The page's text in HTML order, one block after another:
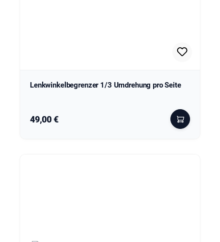
Lenkwinkelbegrenzer 1/3 Umdrehung pro Seite
Regulärer Preis:
49,00 €